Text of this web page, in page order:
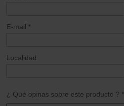
E-mail *
Localidad
¿ Qué opinas sobre este producto ? *